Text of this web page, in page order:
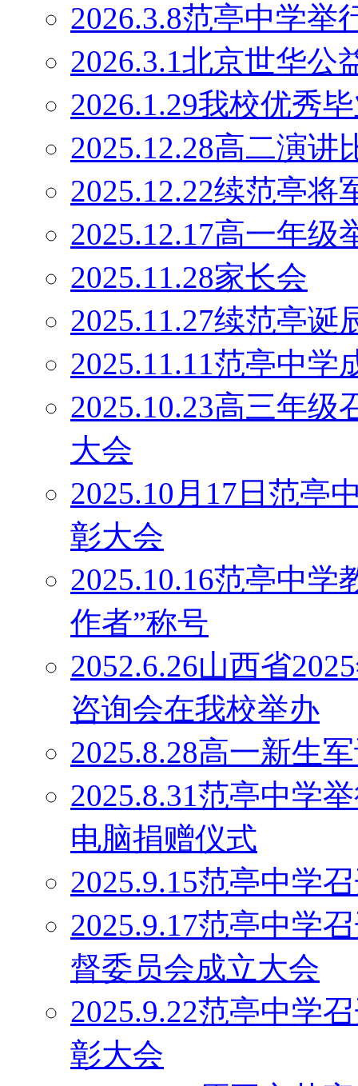
2026.3.8范亭中学举
2026.3.1北京世华公
2026.1.29我校优秀
2025.12.28高二演讲
2025.12.22续范亭将
2025.12.17高一年级
2025.11.28家长会
2025.11.27续范亭诞
2025.11.11范亭中
2025.10.23高三年
大会
2025.10月17日范亭
彰大会
2025.10.16范亭中
作者”称号
2052.6.26山西省
咨询会在我校举办
2025.8.28高一新生
2025.8.31范亭中学
电脑捐赠仪式
2025.9.15范亭中学
2025.9.17范亭中学
督委员会成立大会
2025.9.22范亭中学
彰大会